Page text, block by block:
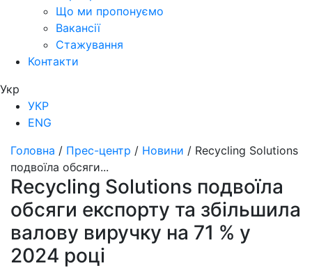
Що ми пропонуємо
Вакансії
Стажування
Контакти
Укр
УКР
ENG
Головна / Прес-центр / Новини / Recycling Solutions
подвоїла обсяги...
Recycling Solutions подвоїла
обсяги експорту та збільшила
валову виручку на 71 % у
2024 році